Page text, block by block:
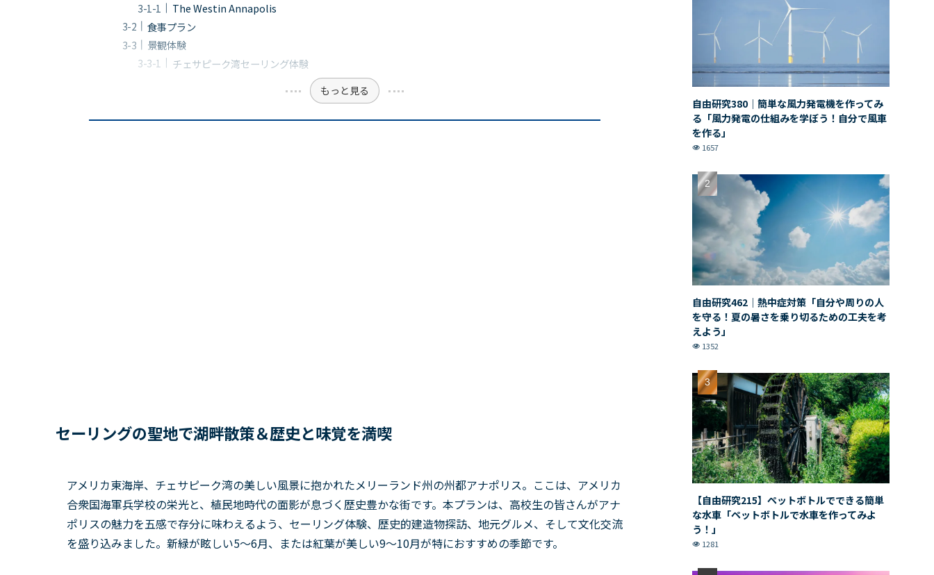
The Westin Annapolis
食事プラン
景観体験
チェサピーク湾セーリング体験
もっと見る
セーリングの聖地で湖畔散策＆歴史と味覚を満喫
アメリカ東海岸、チェサピーク湾の美しい風景に抱かれたメリーランド州の州都アナポリス。ここは、アメリカ
合衆国海軍兵学校の栄光と、植民地時代の面影が息づく歴史豊かな街です。本プランは、高校生の皆さんがアナ
ポリスの魅力を五感で存分に味わえるよう、セーリング体験、歴史的建造物探訪、地元グルメ、そして文化交流
を盛り込みました。新緑が眩しい5～6月、または紅葉が美しい9～10月が特におすすめの季節です。
自由研究380｜簡単な風力発電機を作ってみ
る「風力発電の仕組みを学ぼう！自分で風車
を作る」
1657
自由研究462｜熱中症対策「自分や周りの人
を守る！夏の暑さを乗り切るための工夫を考
えよう」
1352
【自由研究215】ペットボトルでできる簡単
な水車「ペットボトルで水車を作ってみよ
う！」
1281